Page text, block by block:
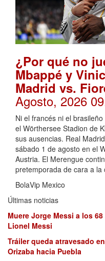
¿Por qué no
Mbappé y
Madrid vs.
Agosto, 2026
Ni el francés ni el
el Wörthersee Stadion de
sus ausencias. Real
sábado 1 de agosto en el
Austria. El Merengue
pretemporada de cara a
BolaVip Mexico
Últimas noticias
Muere Jorge Messi a los
Lionel Messi
Tráiler queda atravesado
Orizaba hacia Puebla